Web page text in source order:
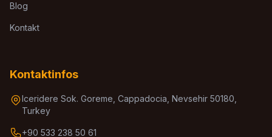
Blog
Kontakt
Kontaktinfos
Iceridere Sok. Goreme, Cappadocia, Nevsehir 50180,
Turkey
+90 533 238 50 61